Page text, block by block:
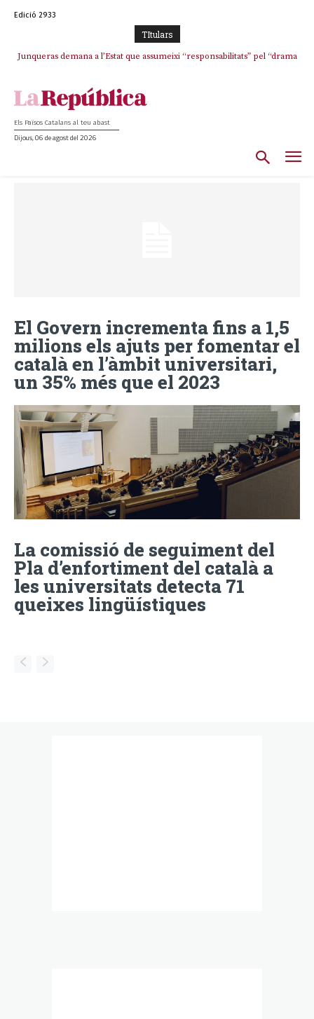
Edició 2933
TItulars
Junqueras demana a l’Estat que assumeixi “responsabilitats” pel “drama
Els Països Catalans al teu abast
Dijous, 06 de agost del 2026
El Govern incrementa fins a 1,5
milions els ajuts per fomentar el
català en l’àmbit universitari,
un 35% més que el 2023
La comissió de seguiment del
Pla d’enfortiment del català a
les universitats detecta 71
queixes lingüístiques